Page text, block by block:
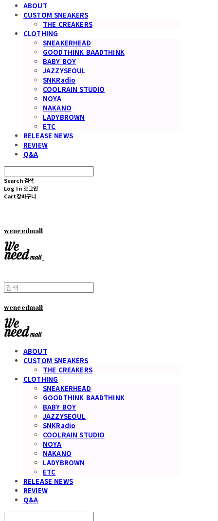
ABOUT
CUSTOM SNEAKERS
THE CREAKERS
CLOTHING
SNEAKERHEAD
GOODTHINK BAADTHINK
BABY BOY
JAZZYSEOUL
SNKRadio
COOLRAIN STUDIO
NOYA
NAKANO
LADYBROWN
ETC
RELEASE NEWS
REVIEW
Q&A
Search 검색
Log In 로그인
Cart장바구니
weneedmall
weneedmall
ABOUT
CUSTOM SNEAKERS
THE CREAKERS
CLOTHING
SNEAKERHEAD
GOODTHINK BAADTHINK
BABY BOY
JAZZYSEOUL
SNKRadio
COOLRAIN STUDIO
NOYA
NAKANO
LADYBROWN
ETC
RELEASE NEWS
REVIEW
Q&A